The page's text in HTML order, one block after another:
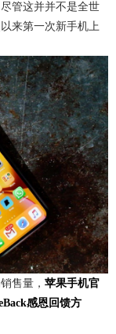
管这并并不是全世
来第一次新手机上
售量， 苹果手机官
感恩回馈方